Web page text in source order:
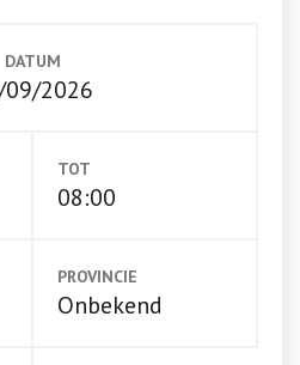
DATUM
2026
TOT
08:00
PROVINCIE
Onbekend